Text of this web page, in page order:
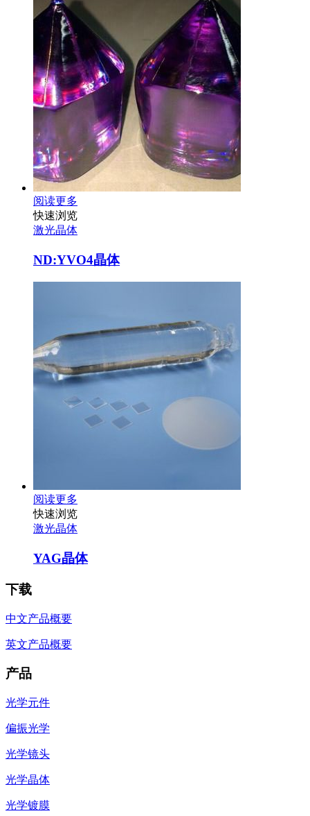
阅读更多
快速浏览
激光晶体
ND:YVO4晶体
阅读更多
快速浏览
激光晶体
YAG晶体
下载
中文产品概要
英文产品概要
产品
光学元件
偏振光学
光学镜头
光学晶体
光学镀膜